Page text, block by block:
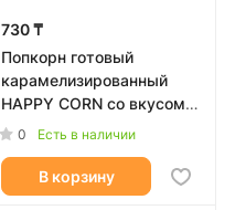
730 ₸
Попкорн готовый
карамелизированный
HAPPY CORN со вкусом
"Классическая
0 Есть в наличии
В корзину